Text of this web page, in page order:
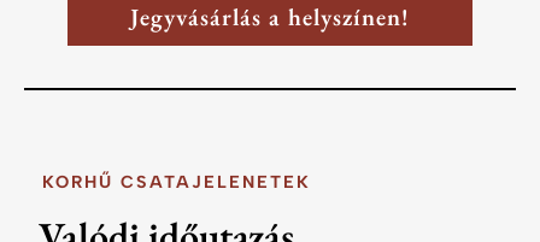
Jegyvásárlás a helyszínen!
KORHŰ CSATAJELENETEK